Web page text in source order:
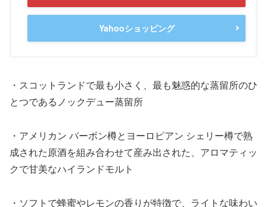
Yahooショッピング
・スコットランドで最も小さく、最も魅惑的な蒸留所のひ
とつであるノックデュー蒸留所
・アメリカン バーボン樽とヨーロピアン シェリー樽で熟
成された原酒を組み合わせて産み出された、アロマティッ
クで甘美なハイランドモルト
・ソフトで蜂蜜やレモンの香りが特徴で、ライトな味わい